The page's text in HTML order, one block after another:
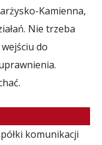
Kamienna,
Nie trzeba
do
komunikacji